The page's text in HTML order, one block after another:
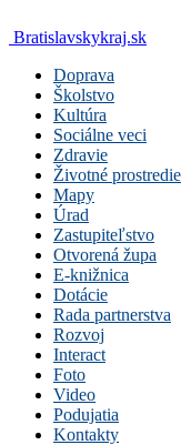
Bratislavskykraj.sk
Doprava
Školstvo
Kultúra
Sociálne veci
Zdravie
Životné prostredie
Mapy
Úrad
Zastupiteľstvo
Otvorená župa
E-knižnica
Dotácie
Rada partnerstva
Rozvoj
Interact
Foto
Video
Podujatia
Kontakty